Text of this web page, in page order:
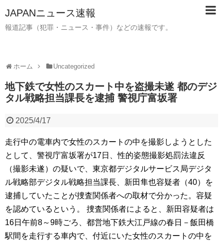
JAPANニュース速報
報道記事（犯罪・ニュース・事件）などの速報です。
ホーム Uncategorized
地下鉄で女性のスカート中を盗撮未遂 都のデジ
タル戦略担当課長を逮捕 警視庁富坂署
2025/4/17
走行中の電車内で女性のスカートの中を撮影しようとした
として、警視庁富坂署が17日、性的姿態撮影処罰法違反
（撮影未遂）の疑いで、東京都デジタルサービス局デジタ
ル戦略部デジタル戦略担当課長、新田隼也容疑者（40）を
逮捕していたことが捜査関係者への取材で分かった。容疑
を認めているという。 捜査関係者によると、新田容疑者は
16日午前8～9時ごろ、都営地下鉄大江戸線の春日－飯田橋
駅間を走行する車内で、付近にいた女性のスカートの中を